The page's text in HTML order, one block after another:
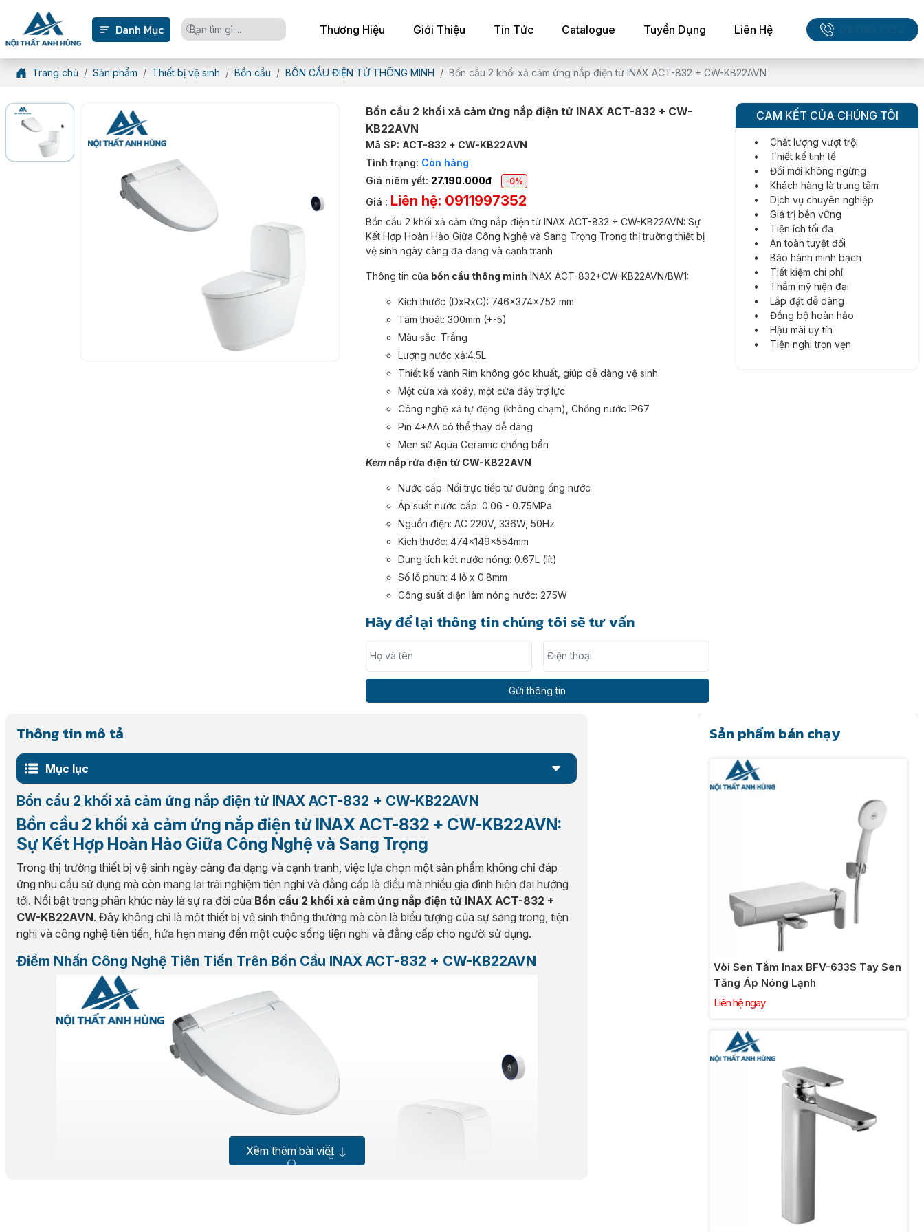
Danh Mục Thương Hiệu Giới Thiệu Tin Tức Catalogue Tuyển Dụng Liên Hệ
Trang chủ Sản phẩm Thiết bị vệ sinh Bồn cầu BỒN CẦU ĐIỆN TỬ THÔNG MINH Bồn cầu 2 khối xả cảm ứng nắp điện tử INAX ACT-832 + CW-KB22AVN
Bồn cầu 2 khối xả cảm ứng nắp điện tử INAX ACT-832 + CW-
KB22AVN
Mã SP: ACT-832 + CW-KB22AVN
Tình trạng: Còn hàng
Giá niêm yết:27.190.000đ -0%
Giá : Liên hệ: 0911997352
Bồn cầu 2 khối xả cảm ứng nắp điện tử INAX ACT-832 + CW-KB22AVN: Sự
Kết Hợp Hoàn Hảo Giữa Công Nghệ và Sang Trọng Trong thị trường thiết bị
vệ sinh ngày càng đa dạng và cạnh tranh
Thông tin của bồn cầu thông minh INAX ACT-832+CW-KB22AVN/BW1:
Kích thước (DxRxC): 746x374x752 mm
Tâm thoát: 300mm (+-5)
Màu sắc: Trắng
Lượng nước xả:4.5L
Thiết kế vành Rim không góc khuất, giúp dễ dàng vệ sinh
Một cửa xả xoáy, một cửa đẩy trợ lực
Công nghệ xả tự động (không chạm), Chống nước IP67
Pin 4*AA có thể thay dễ dàng
Men sứ Aqua Ceramic chống bẩn
Kèm nắp rửa điện tử CW-KB22AVN
Nước cấp: Nối trực tiếp từ đường ống nước
Áp suất nước cấp: 0.06 - 0.75MPa
Nguồn điện: AC 220V, 336W, 50Hz
Kích thước: 474x149x554mm
Dung tích két nước nóng: 0.67L (lít)
Số lỗ phun: 4 lỗ x 0.8mm
Công suất điện làm nóng nước: 275W
Hãy để lại thông tin chúng tôi sẽ tư vấn
Họ và tên Điện thoại
CAM KẾT CỦA CHÚNG TÔI
• Chất lượng vượt trội
• Thiết kế tinh tế
• Đổi mới không ngừng
• Khách hàng là trung tâm
• Dịch vụ chuyên nghiệp
• Giá trị bền vững
• Tiện ích tối đa
• An toàn tuyệt đối
• Bảo hành minh bạch
• Tiết kiệm chi phí
• Thẩm mỹ hiện đại
• Lắp đặt dễ dàng
• Đồng bộ hoàn hảo
• Hậu mãi uy tín
• Tiện nghi trọn vẹn
Sản phẩm bán chạy
Vòi Sen Tắm Inax BFV-633S Tay Sen
Tăng Áp Nóng Lạnh
Liên hệ ngay
Thông tin mô tả
Mục lục
Bồn cầu 2 khối xả cảm ứng nắp điện tử INAX ACT-832 + CW-KB22AVN
Bồn cầu 2 khối xả cảm ứng nắp điện tử INAX ACT-832 + CW-KB22AVN:
Sự Kết Hợp Hoàn Hảo Giữa Công Nghệ và Sang Trọng
Trong thị trường thiết bị vệ sinh ngày càng đa dạng và cạnh tranh, việc lựa chọn một sản phẩm không chỉ đáp
ứng nhu cầu sử dụng mà còn mang lại trải nghiệm tiện nghi và đẳng cấp là điều mà nhiều gia đình hiện đại hướng
tới. Nổi bật trong phân khúc này là sự ra đời của Bồn cầu 2 khối xả cảm ứng nắp điện tử INAX ACT-832 +
CW-KB22AVN. Đây không chỉ là một thiết bị vệ sinh thông thường mà còn là biểu tượng của sự sang trọng, tiện
nghi và công nghệ tiên tiến, hứa hẹn mang đến một cuộc sống tiện nghi và đẳng cấp cho người sử dụng.
Điểm Nhấn Công Nghệ Tiên Tiến Trên Bồn Cầu INAX ACT-832 + CW-KB22AVN
Xem thêm bài viết